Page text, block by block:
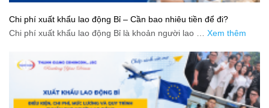
Chi phí xuất khẩu lao động Bỉ – Cần bao nhiêu tiền để đi?
Chi phí xuất khẩu lao động Bỉ là khoản người lao … Xem thêm